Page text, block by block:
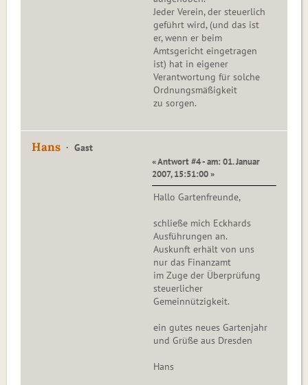
Jeder Verein, der steuerlich
geführt wird, (und das ist
er, wenn er beim
Amtsgericht eingetragen
ist) hat in eigener
Verantwortung für solche
Ordnungsmäßigkeit
zu sorgen.
Hans Gast
« Antwort #4 - am: 01. Januar
2007, 15:51:00 »
Hallo Gartenfreunde,
schließe mich Eckhards
Ausführungen an.
Auskunft erhält von uns
nur das Finanzamt
im Zuge der Überprüfung
steuerlicher
Gemeinnützigkeit.
ein gutes neues Gartenjahr
und Grüße aus Dresden
Hans